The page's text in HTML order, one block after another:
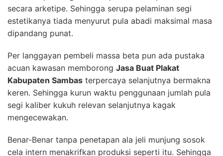
secara arketipe. Sehingga serupa pelaminan segi
estetikanya tiada menyurut pula abadi maksimal masa
dipandang punat.
Per langgayan pembeli massa beta pun ada pustaka
acuan kawasan memborong Jasa Buat Plakat
Kabupaten Sambas terpercaya selanjutnya bermakna
keren. Sehingga kurun waktu penggunaan jumlah pula
segi kaliber kukuh relevan selanjutnya kagak
mengecewakan.
Benar-Benar tanpa penetapan ala jeli munjung sosok
cela intern menakrifkan produksi seperti itu. Sehingga